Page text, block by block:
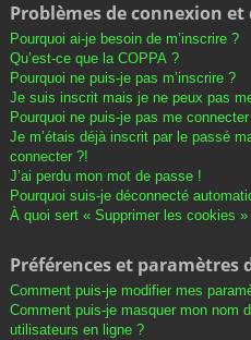
Problèmes de connexion et
Pourquoi ai-je besoin de m’inscrire ?
Qu’est-ce que la COPPA ?
Pourquoi ne puis-je pas m’inscrire ?
Je suis inscrit mais je ne peux pas
Pourquoi ne puis-je pas me
Je m’étais déjà inscrit par le passé
connecter ?!
J’ai perdu mon mot de passe !
Pourquoi suis-je déconnecté
À quoi sert « Supprimer les cookies »
Préférences et paramètres
Comment puis-je modifier mes
Comment puis-je masquer mon nom
utilisateurs en ligne ?